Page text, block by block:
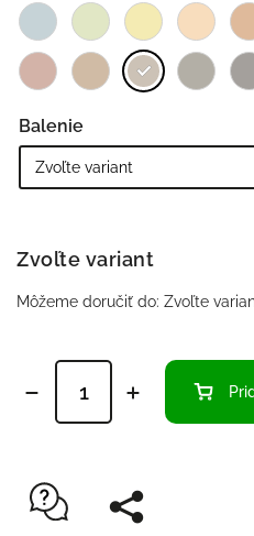
Balenie
Zvoľte variant
Môžeme doručiť do: Zvoľte